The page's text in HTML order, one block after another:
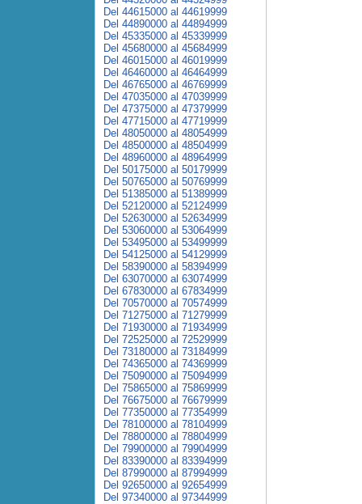
Del 44615000 al 44619999
Del 44890000 al 44894999
Del 45335000 al 45339999
Del 45680000 al 45684999
Del 46015000 al 46019999
Del 46460000 al 46464999
Del 46765000 al 46769999
Del 47035000 al 47039999
Del 47375000 al 47379999
Del 47715000 al 47719999
Del 48050000 al 48054999
Del 48500000 al 48504999
Del 48960000 al 48964999
Del 50175000 al 50179999
Del 50765000 al 50769999
Del 51385000 al 51389999
Del 52120000 al 52124999
Del 52630000 al 52634999
Del 53060000 al 53064999
Del 53495000 al 53499999
Del 54125000 al 54129999
Del 58390000 al 58394999
Del 63070000 al 63074999
Del 67830000 al 67834999
Del 70570000 al 70574999
Del 71275000 al 71279999
Del 71930000 al 71934999
Del 72525000 al 72529999
Del 73180000 al 73184999
Del 74365000 al 74369999
Del 75090000 al 75094999
Del 75865000 al 75869999
Del 76675000 al 76679999
Del 77350000 al 77354999
Del 78100000 al 78104999
Del 78800000 al 78804999
Del 79900000 al 79904999
Del 83390000 al 83394999
Del 87990000 al 87994999
Del 92650000 al 92654999
Del 97340000 al 97344999